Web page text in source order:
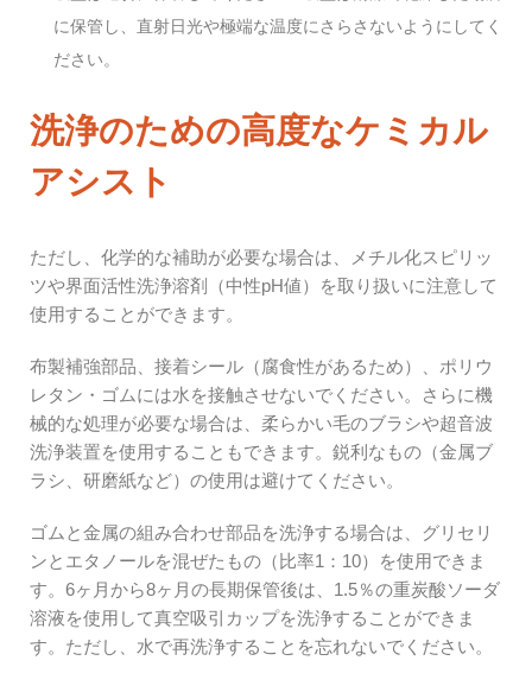
に保管し、直射日光や極端な温度にさらさないようにしてく
ださい。
洗浄のための高度なケミカル
アシスト
ただし、化学的な補助が必要な場合は、メチル化スピリッ
ツや界面活性洗浄溶剤（中性pH値）を取り扱いに注意して
使用することができます。
布製補強部品、接着シール（腐食性があるため）、ポリウ
レタン・ゴムには水を接触させないでください。さらに機
械的な処理が必要な場合は、柔らかい毛のブラシや超音波
洗浄装置を使用することもできます。鋭利なもの（金属ブ
ラシ、研磨紙など）の使用は避けてください。
ゴムと金属の組み合わせ部品を洗浄する場合は、グリセリ
ンとエタノールを混ぜたもの（比率1：10）を使用できま
す。6ヶ月から8ヶ月の長期保管後は、1.5％の重炭酸ソーダ
溶液を使用して真空吸引カップを洗浄することができま
す。ただし、水で再洗浄することを忘れないでください。